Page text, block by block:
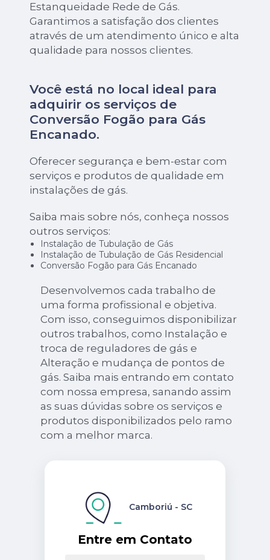
Estanqueidade Rede de Gás.
Garantimos a satisfação dos clientes
através de um atendimento único e alta
qualidade para nossos clientes.
Você está no local ideal para
adquirir os serviços de
Conversão Fogão para Gás
Encanado.
Oferecer segurança e bem-estar com
serviços e produtos de qualidade em
instalações de gás.
Saiba mais sobre nós, conheça nossos
outros serviços:
Instalação de Tubulação de Gás
Instalação de Tubulação de Gás Residencial
Conversão Fogão para Gás Encanado
Desenvolvemos cada trabalho de
uma forma profissional e objetiva.
Com isso, conseguimos disponibilizar
outros trabalhos, como Instalação e
troca de reguladores de gás e
Alteração e mudança de pontos de
gás. Saiba mais entrando em contato
com nossa empresa, sanando assim
as suas dúvidas sobre os serviços e
produtos disponibilizados pelo ramo
com a melhor marca.
Entre em Contato
Camboriú - SC